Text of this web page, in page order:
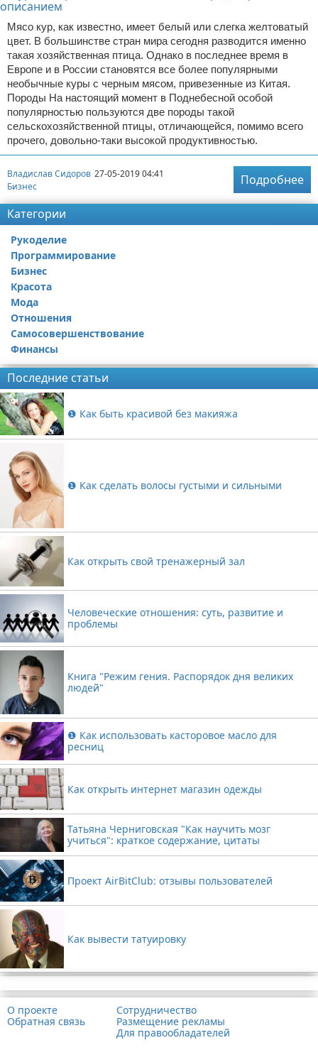
Мясо кур, как известно, имеет белый или слегка желтоватый
цвет. В большинстве стран мира сегодня разводится именно
такая хозяйственная птица. Однако в последнее время в
Европе и в России становятся все более популярными
необычные куры с черным мясом, привезенные из Китая.
Породы На настоящий момент в Поднебесной особой
популярностью пользуются две породы такой
сельскохозяйственной птицы, отличающейся, помимо всего
прочего, довольно-таки высокой продуктивностью.
Владислав Сидоров 27-05-2019 04:41
Бизнес
Подробнее
Категории
Рукоделие
Программирование
Бизнес
Красота
Мода
Отношения
Самосовершенствование
Финансы
Последние статьи
❶ Как быть красивой без макияжа
❶ Как сделать волосы густыми и сильными
Как открыть свой тренажерный зал
Человеческие отношения: суть, развитие и
проблемы
Книга "Режим гения. Распорядок дня великих
людей"
❶ Как использовать касторовое масло для
ресниц
Как открыть интернет магазин одежды
Татьяна Черниговская "Как научить мозг
учиться": краткое содержание, цитаты
Проект AirBitClub: отзывы пользователей
Как вывести татуировку
О проекте
Обратная связь
Сотрудничество
Размещение рекламы
Для правообладателей